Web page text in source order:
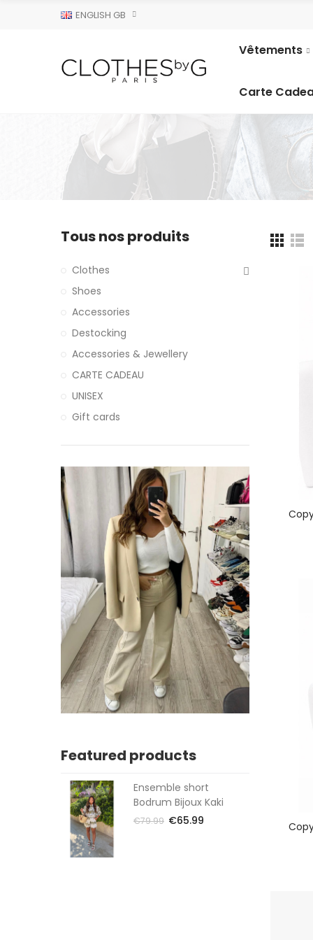
ENGLISH GB
Vêtements
Carte
Tous nos produits
Clothes
Shoes
Accessories
Destocking
Accessories & Jewellery
CARTE CADEAU
UNISEX
Gift cards
Featured products
Ensemble short
Bodrum Bijoux Kaki
€79.99 €65.99